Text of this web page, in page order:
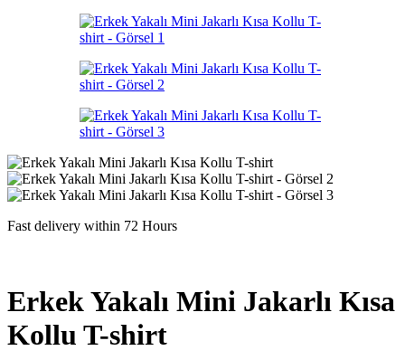
Fast delivery within 72 Hours
Erkek Yakalı Mini Jakarlı Kısa
Kollu T-shirt